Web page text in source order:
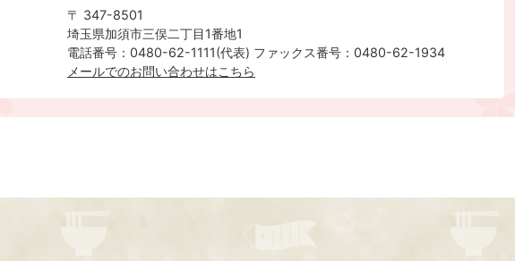
〒 347-8501
埼玉県加須市三俣二丁目1番地1
電話番号：0480-62-1111(代表) ファックス番号：0480-62-1934
メールでのお問い合わせはこちら